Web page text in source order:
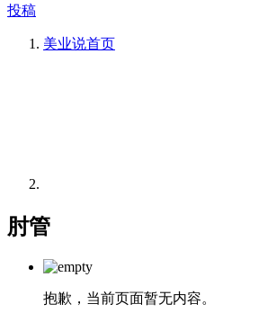
投稿
美业说首页
肘管
抱歉，当前页面暂无内容。